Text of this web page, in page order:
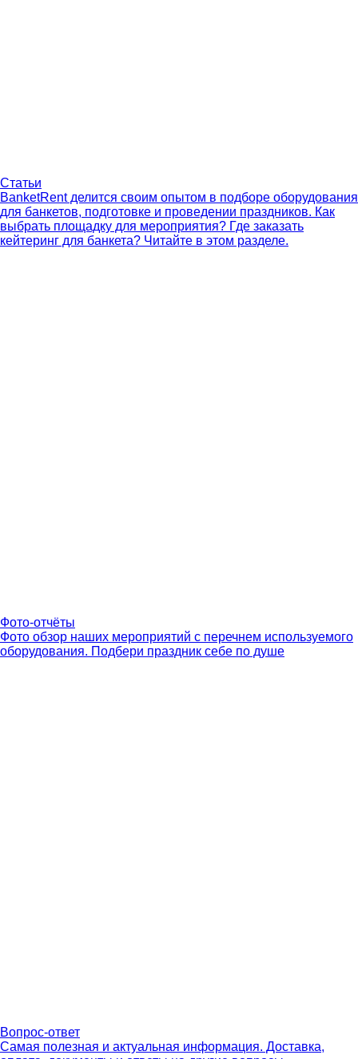
Статьи
BanketRent делится своим опытом в подборе оборудования
для банкетов, подготовке и проведении праздников. Как
выбрать площадку для мероприятия? Где заказать
кейтеринг для банкета? Читайте в этом разделе.
Фото-отчёты
Фото обзор наших мероприятий с перечнем используемого
оборудования. Подбери праздник себе по душе
Вопрос-ответ
Самая полезная и актуальная информация. Доставка,